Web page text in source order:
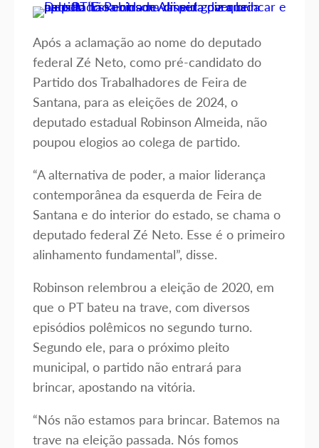
Após a aclamação ao nome do deputado
federal Zé Neto, como pré-candidato do
Partido dos Trabalhadores de Feira de
Santana, para as eleições de 2024, o
deputado estadual Robinson Almeida, não
poupou elogios ao colega de partido.
“A alternativa de poder, a maior liderança
contemporânea da esquerda de Feira de
Santana e do interior do estado, se chama o
deputado federal Zé Neto. Esse é o primeiro
alinhamento fundamental”, disse.
Robinson relembrou a eleição de 2020, em
que o PT bateu na trave, com diversos
episódios polêmicos no segundo turno.
Segundo ele, para o próximo pleito
municipal, o partido não entrará para
brincar, apostando na vitória.
“Nós não estamos para brincar. Batemos na
trave na eleição passada. Nós fomos